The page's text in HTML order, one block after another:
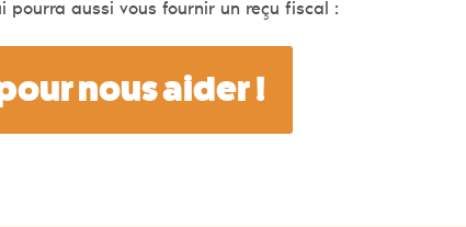
pourra aussi vous fournir un reçu fiscal :
nous aider !